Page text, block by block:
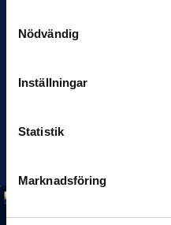
Nödvändig
Inställningar
Statistik
Marknadsföring
Rösta på